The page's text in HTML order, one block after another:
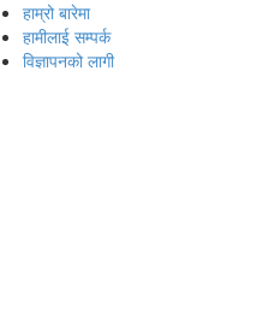
हाम्रो बारेमा
हामीलाई सम्पर्क
विज्ञापनको लागी